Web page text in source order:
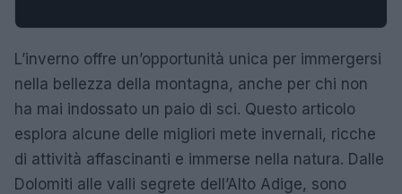
L’inverno offre un’opportunità unica per immergersi
nella bellezza della montagna, anche per chi non
ha mai indossato un paio di sci. Questo articolo
esplora alcune delle migliori mete invernali, ricche
di attività affascinanti e immerse nella natura. Dalle
Dolomiti alle valli segrete dell’Alto Adige, sono